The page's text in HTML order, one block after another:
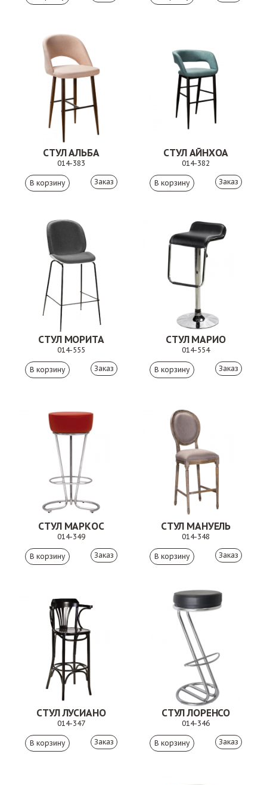
СТУЛ АЛЬБА
014-383
Заказ
СТУЛ АЙНХОА
014-382
Заказ
СТУЛ МОРИТА
014-555
Заказ
СТУЛ МАРИО
014-554
Заказ
СТУЛ МАРКОС
014-349
Заказ
СТУЛ МАНУЕЛЬ
014-348
Заказ
СТУЛ ЛУСИАНО
014-347
Заказ
СТУЛ ЛОРЕНСО
014-346
Заказ